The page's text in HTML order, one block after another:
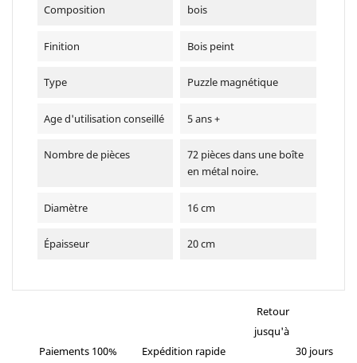
Composition
bois
Finition Bois peint
Type Puzzle magnétique
Age d'utilisation conseillé 5 ans +
Nombre de pièces
72 pièces dans une boîte
en métal noire.
Diamètre 16 cm
Épaisseur 20 cm
Paiements 100%
Expédition rapide
Retour
jusqu'à
30 jours